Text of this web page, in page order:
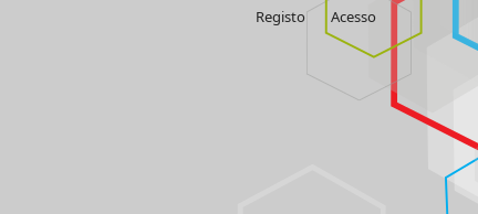
Registo Acesso